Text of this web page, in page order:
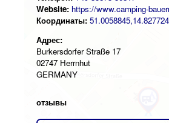
Website: https://www.camping-
Координаты:
Адрес:
Burkersdorfer Straße 17
02747 Herrnhut
GERMANY
отзывы